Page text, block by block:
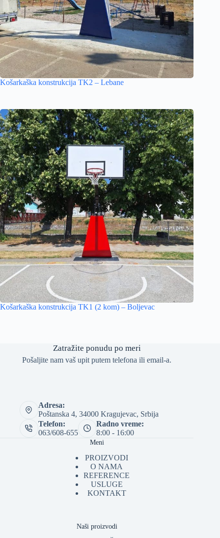
Košarkaška konstrukcija TK2 – Lebane
Košarkaška konstrukcija TK1 (2 kom) – Boljevac
Zatražite ponudu po meri
Pošaljite nam vaš upit putem telefona ili email-a.
Adresa:
Poštanska 4, 34000 Kragujevac, Srbija
Telefon:
063/608-655
Radno vreme:
8:00 - 16:00
Meni
PROIZVODI
O NAMA
REFERENCE
USLUGE
KONTAKT
Naši proizvodi